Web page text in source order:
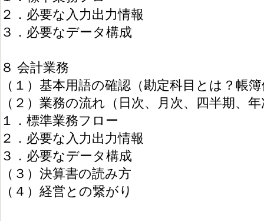
２．必要な入力出力情報
３．必要なデータ構成
８ 会計業務
（１）基本用語の確認（勘定科目とは？帳
（２）業務の流れ（日次、月次、四半期、
１．標準業務フロー
２．必要な入力出力情報
３．必要なデータ構成
（３）決算書の読み方
（４）経営との繋がり